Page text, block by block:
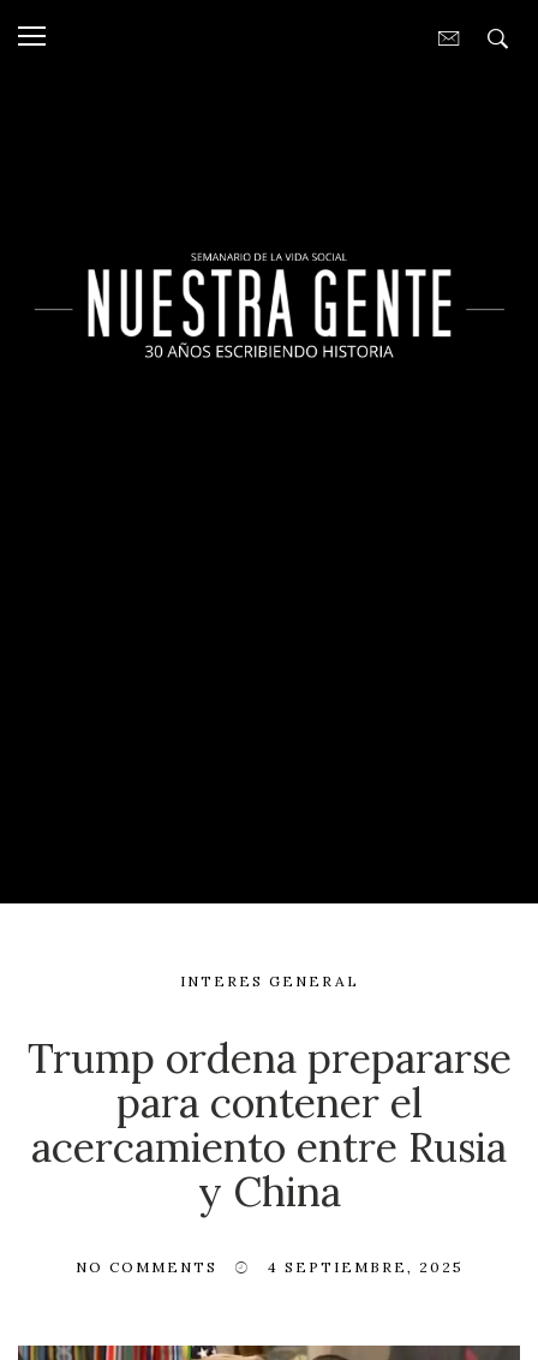
INTERES GENERAL
Trump ordena prepararse
para contener el
acercamiento entre Rusia
y China
NO COMMENTS 4 SEPTIEMBRE, 2025